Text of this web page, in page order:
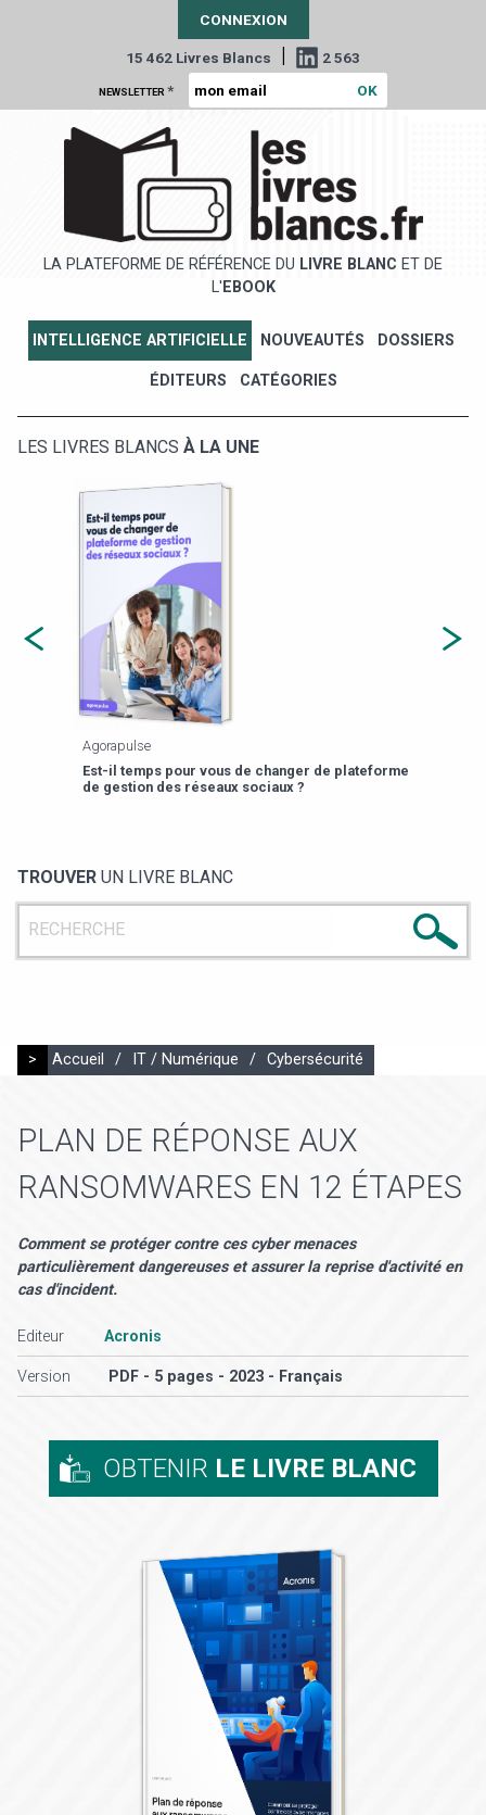
CONNEXION
15 462 Livres Blancs | 2 563
NEWSLETTER *
LA PLATEFORME DE RÉFÉRENCE DU LIVRE BLANC ET DE
L' EBOOK
INTELLIGENCE ARTIFICIELLE NOUVEAUTÉS DOSSIERS
ÉDITEURS CATÉGORIES
LES LIVRES BLANCS À LA UNE
Agorapulse
Est-il temps pour vous de changer de plateforme
de gestion des réseaux sociaux ?
TROUVER UN LIVRE BLANC
> Accueil / IT / Numérique / Cybersécurité
PLAN DE RÉPONSE AUX
RANSOMWARES EN 12 ÉTAPES
Comment se protéger contre ces cyber menaces
particulièrement dangereuses et assurer la reprise d'activité en
cas d'incident.
Editeur Acronis
Version PDF - 5 pages - 2023 - Français
OBTENIR LE LIVRE BLANC